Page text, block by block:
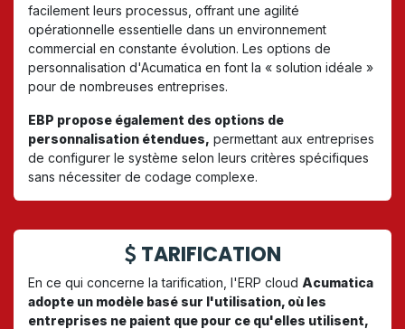
facilement leurs processus, offrant une agilité
opérationnelle essentielle dans un environnement
commercial en constante évolution. Les options de
personnalisation d'Acumatica en font la « solution idéale »
pour de nombreuses entreprises.
EBP propose également des options de
personnalisation étendues, permettant aux entreprises
de configurer le système selon leurs critères spécifiques
sans nécessiter de codage complexe.
TARIFICATION
En ce qui concerne la tarification, l'ERP cloud Acumatica
adopte un modèle basé sur l'utilisation, où les
entreprises ne paient que pour ce qu'elles utilisent,